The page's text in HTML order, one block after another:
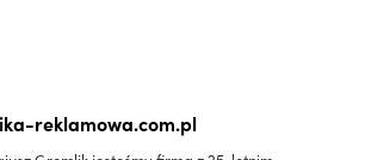
reklamowa.com.pl